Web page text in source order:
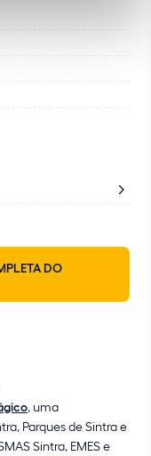
DO
, uma
Parques de Sintra e
Sintra, EMES e